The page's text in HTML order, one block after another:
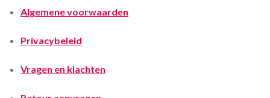
Algemene voorwaarden
Privacybeleid
Vragen en klachten